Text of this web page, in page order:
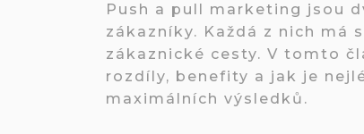
Push a pull marketing jsou
zákazníky. Každá z nich má
zákaznické cesty. V tomto
rozdíly, benefity a jak je
maximálních výsledků.